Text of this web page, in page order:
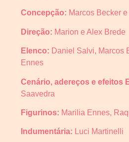
Concepção: Marcos Becker
Direção: Marion e Alex Brede
Elenco: Daniel Salvi, Marcos
Ennes
Cenário, adereços e efeitos
Saavedra
Figurinos: Marilia Ennes,
Indumentária: Luci Martinelli